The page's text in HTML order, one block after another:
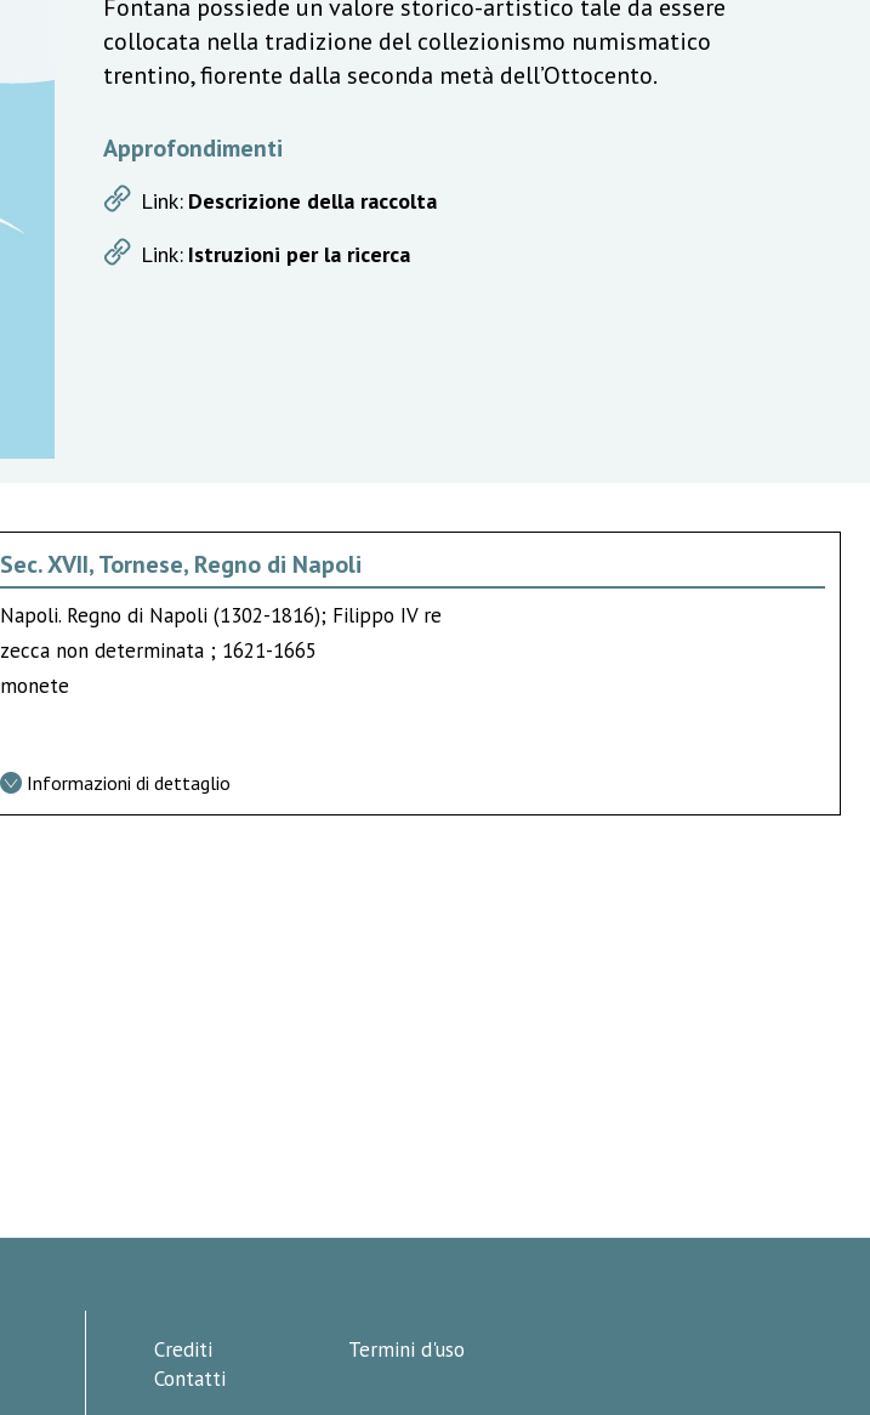
Fontana possiede un valore storico-artistico tale da essere
collocata nella tradizione del collezionismo numismatico
trentino, fiorente dalla seconda metà dell’Ottocento.
Approfondimenti
Link: Descrizione della raccolta
Link: Istruzioni per la ricerca
Sec. XVII, Tornese, Regno di Napoli
Napoli. Regno di Napoli (1302-1816); Filippo IV re
zecca non determinata ; 1621-1665
monete
Informazioni di dettaglio
Crediti
Contatti
Termini d'uso